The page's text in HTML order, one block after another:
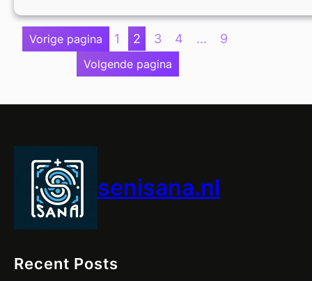
Plus
Size
Kleding:
Stijlvol
Vorige pagina 1 2 3 4 … 9
Volgende pagina
senisana.nl
Recent Posts